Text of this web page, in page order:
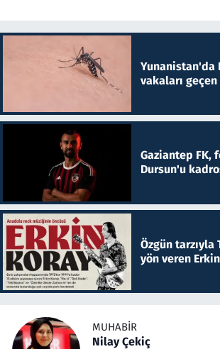
Yunanistan'da
vakaları geçen
Gaziantep FK,
Dursun'u
Özgün
yön veren
MUHABIR
Nilay Çekiç